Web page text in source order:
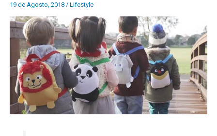
19 de Agosto, 2018 / Lifestyle